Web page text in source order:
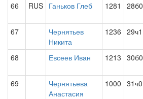
66 RUS Ганьков Глеб 1281 28б0
67
Чернятьев
Никита
1236 29ч1
68 Евсеев Иван 1213 30б0
69
Чернятьева
Анастасия
1000 31ч0